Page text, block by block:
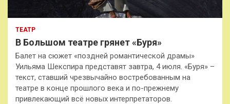
ТЕАТР
В Большом театре грянет «Буря»
Балет на сюжет «поздней романтической драмы»
Уильяма Шекспира представят завтра, 4 июля. «Буря» –
текст, ставший чрезвычайно востребованным на
театре в конце прошлого века и по-прежнему
привлекающий всё новых интерпретаторов.